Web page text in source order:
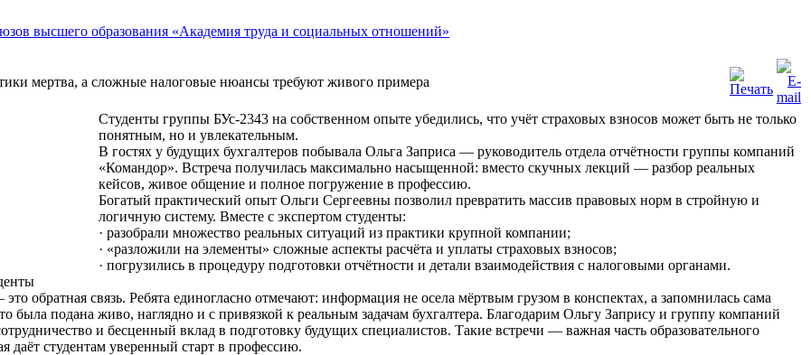
мертва, а сложные налоговые нюансы требуют живого примера
Студенты группы БУс-2343 на собственном опыте убедились, что учёт страховых взносов может быть не только
понятным, но и увлекательным.
В гостях у будущих бухгалтеров побывала Ольга Заприса — руководитель отдела отчётности группы компаний
«Командор». Встреча получилась максимально насыщенной: вместо скучных лекций — разбор реальных
кейсов, живое общение и полное погружение в профессию.
Богатый практический опыт Ольги Сергеевны позволил превратить массив правовых норм в стройную и
логичную систему. Вместе с экспертом студенты:
· разобрали множество реальных ситуаций из практики крупной компании;
· «разложили на элементы» сложные аспекты расчёта и уплаты страховых взносов;
· погрузились в процедуру подготовки отчётности и детали взаимодействия с налоговыми органами.
обратная связь. Ребята единогласно отмечают: информация не осела мёртвым грузом в конспектах, а запомнилась сама
была подана живо, наглядно и с привязкой к реальным задачам бухгалтера. Благодарим Ольгу Запрису и группу компаний
и бесценный вклад в подготовку будущих специалистов. Такие встречи — важная часть образовательного
даёт студентам уверенный старт в профессию.